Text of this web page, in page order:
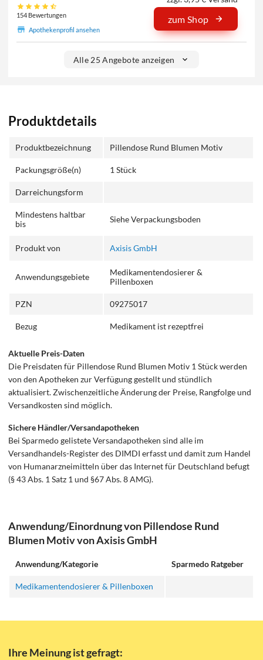
154 Bewertungen
Apothekenprofil ansehen
zum Shop
Alle 25 Angebote anzeigen
Produktdetails
Produktbezeichnung Pillendose Rund Blumen Motiv
Packungsgröße(n) 1 Stück
Darreichungsform
Mindestens haltbar
bis
Siehe Verpackungsboden
Produkt von Axisis GmbH
Anwendungsgebiete
Medikamentendosierer &
Pillenboxen
PZN 09275017
Bezug Medikament ist rezeptfrei
Aktuelle Preis-Daten
Die Preisdaten für Pillendose Rund Blumen Motiv 1 Stück werden
von den Apotheken zur Verfügung gestellt und stündlich
aktualisiert. Zwischenzeitliche Änderung der Preise, Rangfolge und
Versandkosten sind möglich.
Sichere Händler/Versandapotheken
Bei Sparmedo gelistete Versandapotheken sind alle im
Versandhandels-Register des DIMDI erfasst und damit zum Handel
von Humanarzneimitteln über das Internet für Deutschland befugt
(§ 43 Abs. 1 Satz 1 und §67 Abs. 8 AMG).
Anwendung/Einordnung von Pillendose Rund
Blumen Motiv von Axisis GmbH
Anwendung/Kategorie Sparmedo Ratgeber
Medikamentendosierer & Pillenboxen
Ihre Meinung ist gefragt: